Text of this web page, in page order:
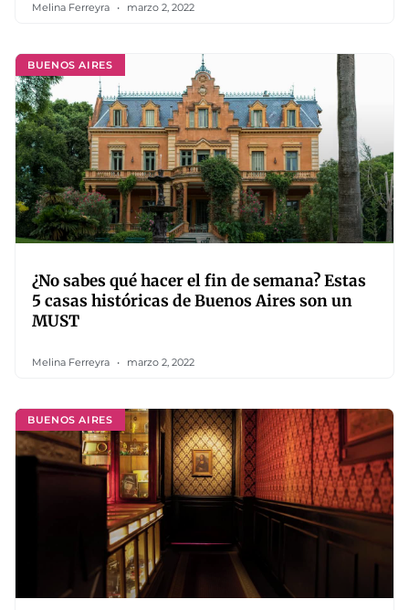
Melina Ferreyra marzo 2, 2022
BUENOS AIRES
¿No sabes qué hacer el fin de semana? Estas
5 casas históricas de Buenos Aires son un
MUST
Melina Ferreyra marzo 2, 2022
BUENOS AIRES